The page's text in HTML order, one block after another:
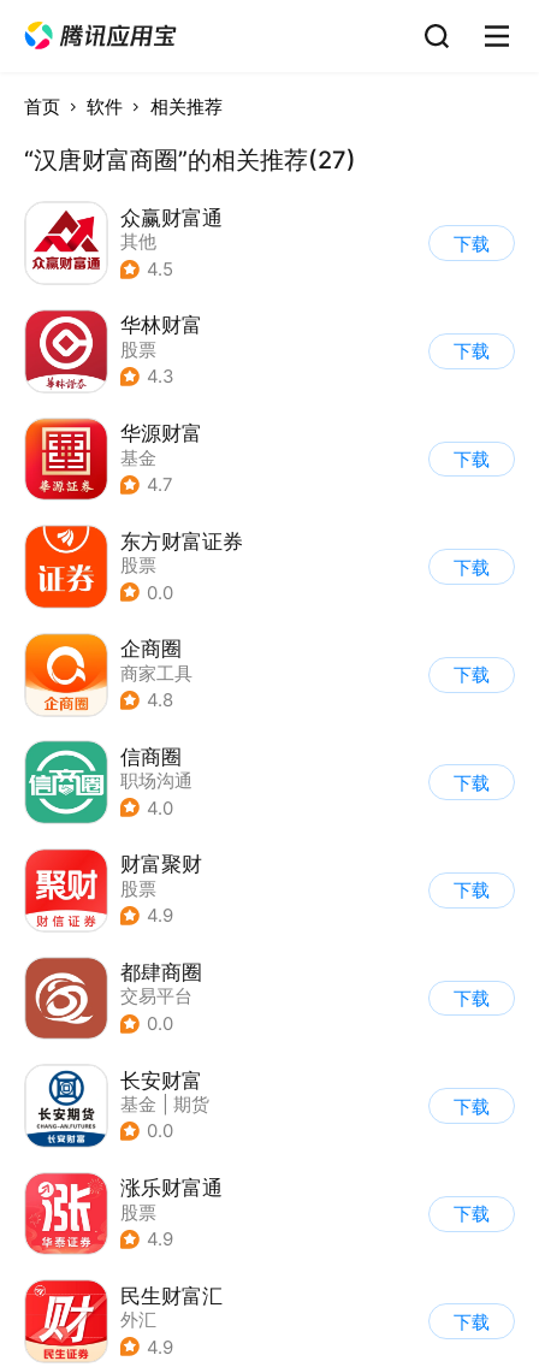
首页 软件 相关推荐
“汉唐财富商圈”的相关推荐(27)
众赢财富通
其他
4.5
下载
华林财富
股票
4.3
下载
华源财富
基金
4.7
下载
东方财富证券
股票
0.0
下载
企商圈
商家工具
4.8
下载
信商圈
职场沟通
4.0
下载
财富聚财
股票
4.9
下载
都肆商圈
交易平台
0.0
下载
长安财富
基金
期货
0.0
下载
涨乐财富通
股票
4.9
下载
民生财富汇
外汇
4.9
下载